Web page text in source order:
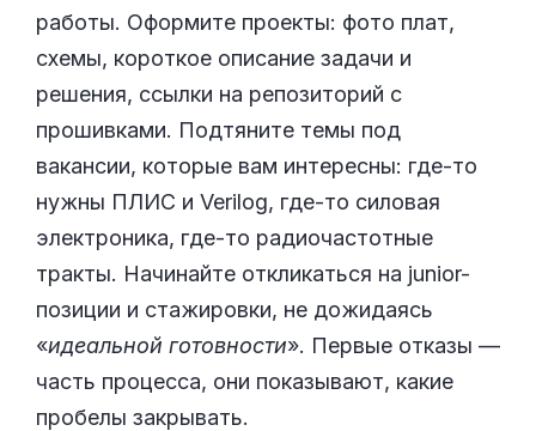
работы. Оформите проекты: фото плат,
схемы, короткое описание задачи и
решения, ссылки на репозиторий с
прошивками. Подтяните темы под
вакансии, которые вам интересны: где-то
нужны ПЛИС и Verilog, где-то силовая
электроника, где-то радиочастотные
тракты. Начинайте откликаться на junior-
позиции и стажировки, не дожидаясь
«идеальной готовности». Первые отказы —
часть процесса, они показывают, какие
пробелы закрывать.